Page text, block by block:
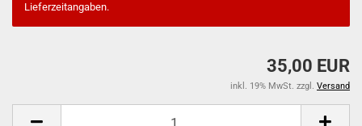
Lieferzeitangaben.
35,00 EUR
inkl. 19% MwSt. zzgl. Versand